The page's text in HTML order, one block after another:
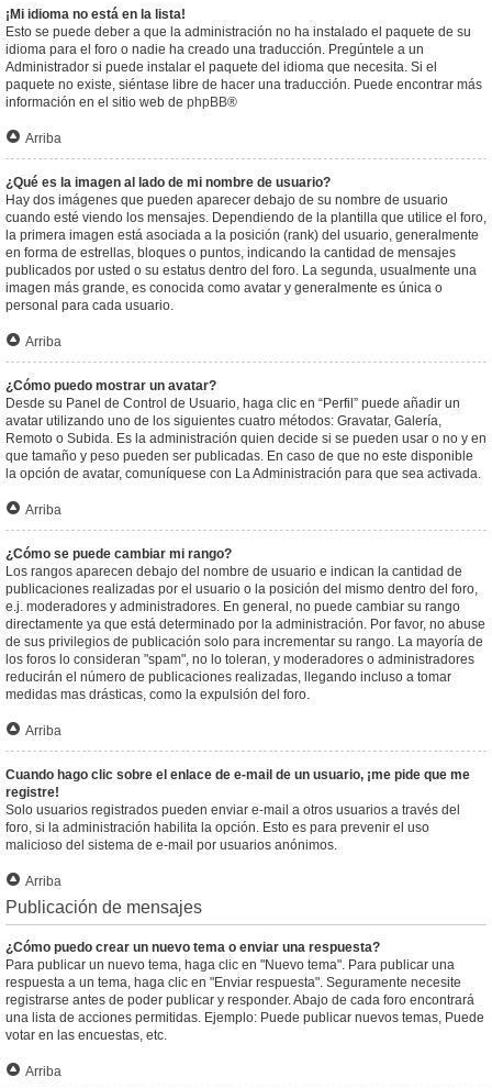
¡Mi idioma no está en la lista!
Esto se puede deber a que la administración no ha instalado el paquete de su
idioma para el foro o nadie ha creado una traducción. Pregúntele a un
Administrador si puede instalar el paquete del idioma que necesita. Si el
paquete no existe, siéntase libre de hacer una traducción. Puede encontrar más
información en el sitio web de phpBB®
Arriba
¿Qué es la imagen al lado de mi nombre de usuario?
Hay dos imágenes que pueden aparecer debajo de su nombre de usuario
cuando esté viendo los mensajes. Dependiendo de la plantilla que utilice el foro,
la primera imagen está asociada a la posición (rank) del usuario, generalmente
en forma de estrellas, bloques o puntos, indicando la cantidad de mensajes
publicados por usted o su estatus dentro del foro. La segunda, usualmente una
imagen más grande, es conocida como avatar y generalmente es única o
personal para cada usuario.
Arriba
¿Cómo puedo mostrar un avatar?
Desde su Panel de Control de Usuario, haga clic en “Perfil” puede añadir un
avatar utilizando uno de los siguientes cuatro métodos: Gravatar, Galería,
Remoto o Subida. Es la administración quien decide si se pueden usar o no y en
que tamaño y peso pueden ser publicadas. En caso de que no este disponible
la opción de avatar, comuníquese con La Administración para que sea activada.
Arriba
¿Cómo se puede cambiar mi rango?
Los rangos aparecen debajo del nombre de usuario e indican la cantidad de
publicaciones realizadas por el usuario o la posición del mismo dentro del foro,
e.j. moderadores y administradores. En general, no puede cambiar su rango
directamente ya que está determinado por la administración. Por favor, no abuse
de sus privilegios de publicación solo para incrementar su rango. La mayoría de
los foros lo consideran "spam", no lo toleran, y moderadores o administradores
reducirán el número de publicaciones realizadas, llegando incluso a tomar
medidas mas drásticas, como la expulsión del foro.
Arriba
Cuando hago clic sobre el enlace de e-mail de un usuario, ¡me pide que me
registre!
Solo usuarios registrados pueden enviar e-mail a otros usuarios a través del
foro, si la administración habilita la opción. Esto es para prevenir el uso
malicioso del sistema de e-mail por usuarios anónimos.
Arriba
Publicación de mensajes
¿Cómo puedo crear un nuevo tema o enviar una respuesta?
Para publicar un nuevo tema, haga clic en "Nuevo tema". Para publicar una
respuesta a un tema, haga clic en "Enviar respuesta". Seguramente necesite
registrarse antes de poder publicar y responder. Abajo de cada foro encontrará
una lista de acciones permitidas. Ejemplo: Puede publicar nuevos temas, Puede
votar en las encuestas, etc.
Arriba